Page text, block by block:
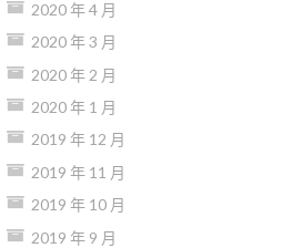
2020 年 4 月
2020 年 3 月
2020 年 2 月
2020 年 1 月
2019 年 12 月
2019 年 11 月
2019 年 10 月
2019 年 9 月